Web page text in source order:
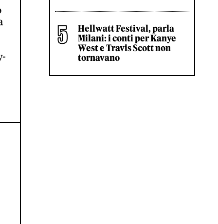
Hellwatt Festival, parla
Milani: i conti per Kanye
West e Travis Scott non
tornavano